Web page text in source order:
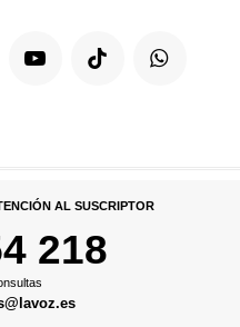
AL SUSCRIPTOR
218